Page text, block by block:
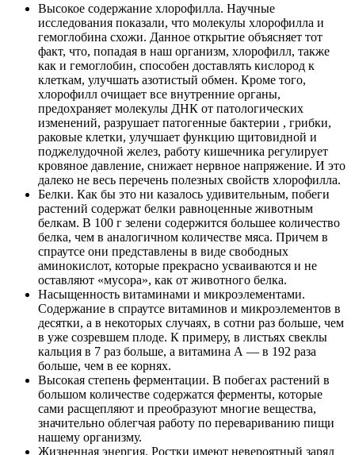
Высокое содержание хлорофилла. Научные
исследования показали, что молекулы хлорофилла и
гемоглобина схожи. Данное открытие объясняет тот
факт, что, попадая в наш организм, хлорофилл, также
как и гемоглобин, способен доставлять кислород к
клеткам, улучшать азотистый обмен. Кроме того,
хлорофилл очищает все внутренние органы,
предохраняет молекулы ДНК от патологических
изменений, разрушает патогенные бактерии , грибки,
раковые клетки, улучшает функцию щитовидной и
поджелудочной желез, работу кишечника регулирует
кровяное давление, снижает нервное напряжение. И это
далеко не весь перечень полезных свойств хлорофилла.
Белки. Как бы это ни казалось удивительным, побеги
растений содержат белки равноценные животным
белкам. В 100 г зелени содержится большее количество
белка, чем в аналогичном количестве мяса. Причем в
спраутсе они представлены в виде свободных
аминокислот, которые прекрасно усваиваются и не
оставляют «мусора», как от животного белка.
Насыщенность витаминами и микроэлементами.
Содержание в спраутсе витаминов и микроэлементов в
десятки, а в некоторых случаях, в сотни раз больше, чем
в уже созревшем плоде. К примеру, в листьях свеклы
кальция в 7 раз больше, а витамина А — в 192 раза
больше, чем в ее корнях.
Высокая степень ферментации. В побегах растений в
большом количестве содержатся ферменты, которые
сами расщепляют и преобразуют многие вещества,
значительно облегчая работу по перевариванию пищи
нашему организму.
Жизненная энергия. Ростки имеют невероятный заряд